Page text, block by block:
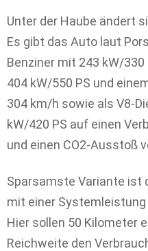
Unter der Haube ändert
Es gibt das Auto laut
Benziner mit 243 kW/330
404 kW/550 PS und
304 km/h sowie als V8-
kW/420 PS auf einen
und einen CO2-Ausstoß
Sparsamste Variante ist
mit einer Systemleistung
Hier sollen 50 Kilometer
Reichweite den